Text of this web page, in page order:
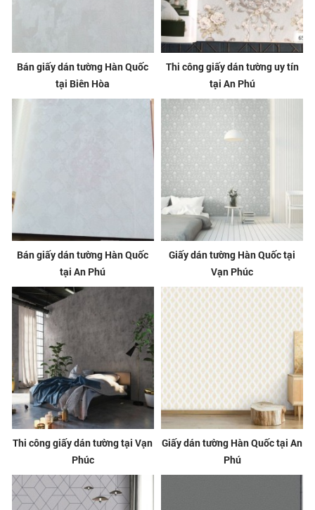
Bán giấy dán tường Hàn Quốc
tại Biên Hòa
Thi công giấy dán tường uy tín
tại An Phú
Bán giấy dán tường Hàn Quốc
tại An Phú
Giấy dán tường Hàn Quốc tại
Vạn Phúc
Thi công giấy dán tường tại Vạn
Phúc
Giấy dán tường Hàn Quốc tại An
Phú